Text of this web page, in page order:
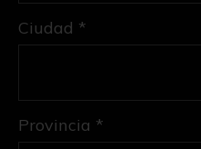
Ciudad *
Provincia *